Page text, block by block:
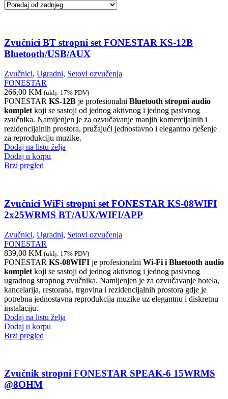
Zvučnici BT stropni set FONESTAR KS-12B
Bluetooth/USB/AUX
Zvučnici, Ugradni, Setovi ozvučenja
FONESTAR
266,00 KM (uklj. 17% PDV)
FONESTAR KS-12B je profesionalni Bluetooth stropni audio
komplet koji se sastoji od jednog aktivnog i jednog pasivnog
zvučnika. Namijenjen je za ozvučavanje manjih komercijalnih i
rezidencijalnih prostora, pružajući jednostavno i elegantno rješenje
za reprodukciju muzike.
Dodaj na listu želja
Dodaj u korpu
Brzi pregled
Zvučnici WiFi stropni set FONESTAR KS-08WIFI
2x25WRMS BT/AUX/WIFI/APP
Zvučnici, Ugradni, Setovi ozvučenja
FONESTAR
839,00 KM (uklj. 17% PDV)
FONESTAR KS-08WIFI je profesionalni Wi-Fi i Bluetooth audio
komplet koji se sastoji od jednog aktivnog i jednog pasivnog
ugradnog stropnog zvučnika. Namijenjen je za ozvučavanje hotela,
kancelarija, restorana, trgovina i rezidencijalnih prostora gdje je
potrebna jednostavna reprodukcija muzike uz elegantnu i diskretnu
instalaciju.
Dodaj na listu želja
Dodaj u korpu
Brzi pregled
Zvučnik stropni FONESTAR SPEAK-6 15WRMS
@8OHM